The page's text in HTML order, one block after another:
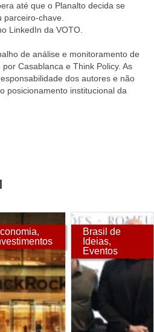
até que o Planalto decida se
chave.
LinkedIn da VOTO.
de análise e monitoramento de
Casablanca e Think Policy. As
dos autores e não
posicionamento institucional da
,
Brasil de
Ideias,
Eventos